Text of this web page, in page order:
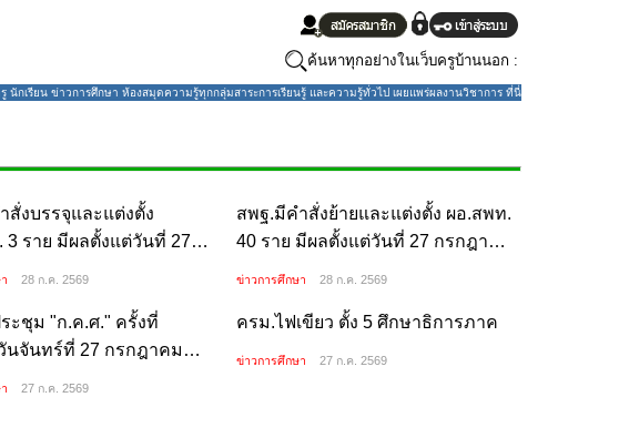
ค้นหาทุกอย่างในเว็บครูบ้านนอก :
กเรียน ข่าวการศึกษา ห้องสมุดความรู้ทุกกลุ่มสาระการเรียนรู้ และความรู้ทั่วไป เผยแพร่ผลงานวิชาการ ที่นี่
สั่งบรรจุและแต่งตั้ง
3 ราย มีผลตั้งแต่วันที่ 27
28 ก.ค. 2569
สพฐ.มีคำสั่งย้ายและแต่งตั้ง ผอ.สพท.
40 ราย มีผลตั้งแต่วันที่ 27 กรกฎาคม
ข่าวการศึกษา 28 ก.ค. 2569
ะชุม "ก.ค.ศ." ครั้งที่
นจันทร์ที่ 27 กรกฎาคม
27 ก.ค. 2569
ครม.ไฟเขียว ตั้ง 5 ศึกษาธิการภาค
ข่าวการศึกษา 27 ก.ค. 2569